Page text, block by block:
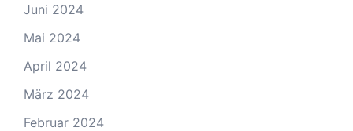
Juni 2024
Mai 2024
April 2024
März 2024
Februar 2024